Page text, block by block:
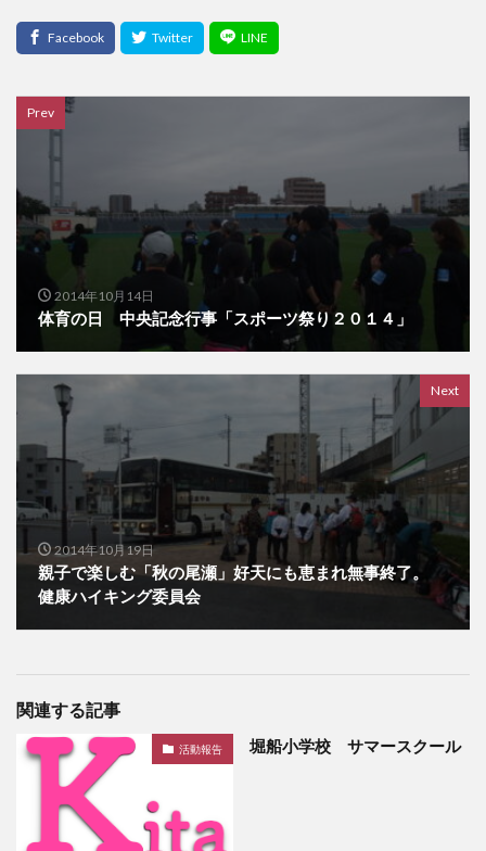
Prev
2014年10月14日
体育の日 中央記念行事「スポーツ祭り２０１４」
Next
2014年10月19日
親子で楽しむ「秋の尾瀬」好天にも恵まれ無事終了。
健康ハイキング委員会
関連する記事
活動報告 堀船小学校 サマースクール